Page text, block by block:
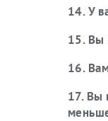
14. У
15. Вы
16.
17. Вы